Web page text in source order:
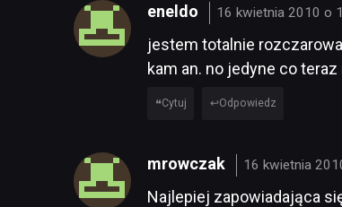
eneldo 16 kwietnia 2010 o
jestem totalnie
kam an. no jedyne co
Cytuj Odpowiedz
mrowczak 16 kwietnia
Najlepiej zapowiadająca